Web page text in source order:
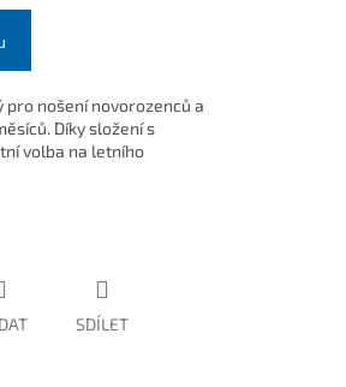
nošení novorozenců a
Díky složení s
volba na letního
SDÍLET